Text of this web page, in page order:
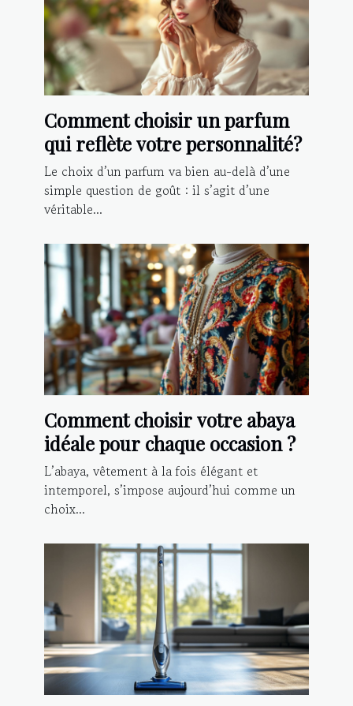
Comment choisir un parfum
qui reflète votre personnalité?
Le choix d’un parfum va bien au-delà d’une
simple question de goût : il s’agit d’une
véritable...
Comment choisir votre abaya
idéale pour chaque occasion ?
L’abaya, vêtement à la fois élégant et
intemporel, s’impose aujourd’hui comme un
choix...